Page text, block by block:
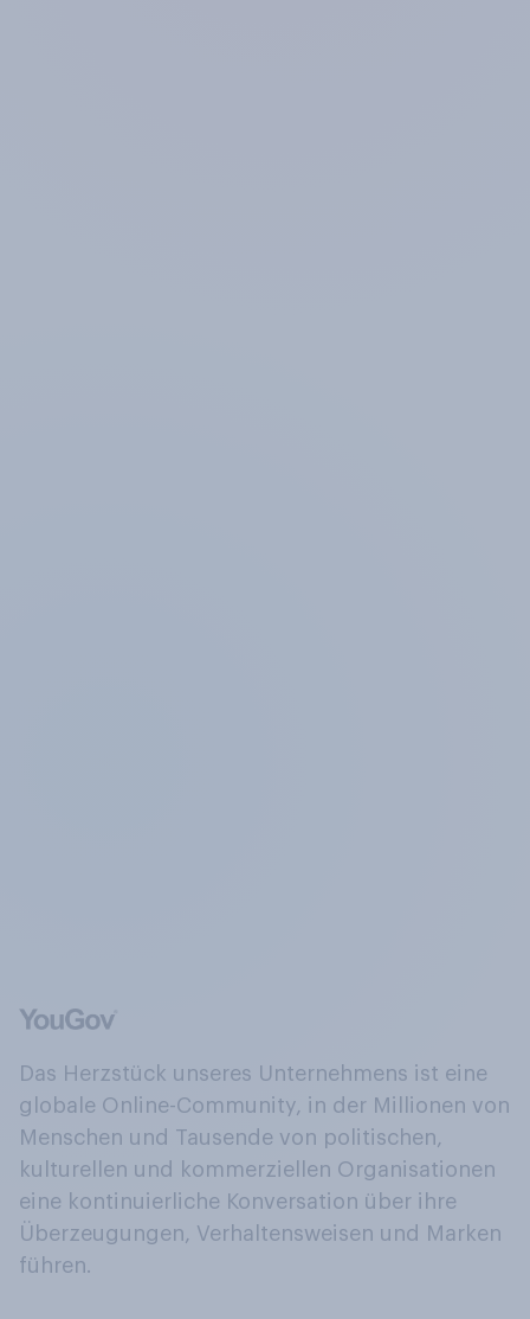
Das Herzstück unseres Unternehmens ist eine
globale Online-Community, in der Millionen von
Menschen und Tausende von politischen,
kulturellen und kommerziellen Organisationen
eine kontinuierliche Konversation über ihre
Überzeugungen, Verhaltensweisen und Marken
führen.